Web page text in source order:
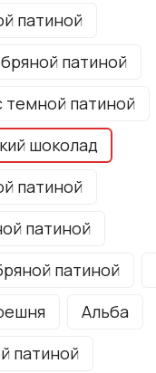
патиной
патиной
темной патиной
шоколад
патиной
патиной
патиной
Альба
патиной